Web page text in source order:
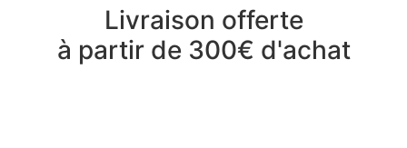
Livraison offerte
à partir de 300€ d'achat